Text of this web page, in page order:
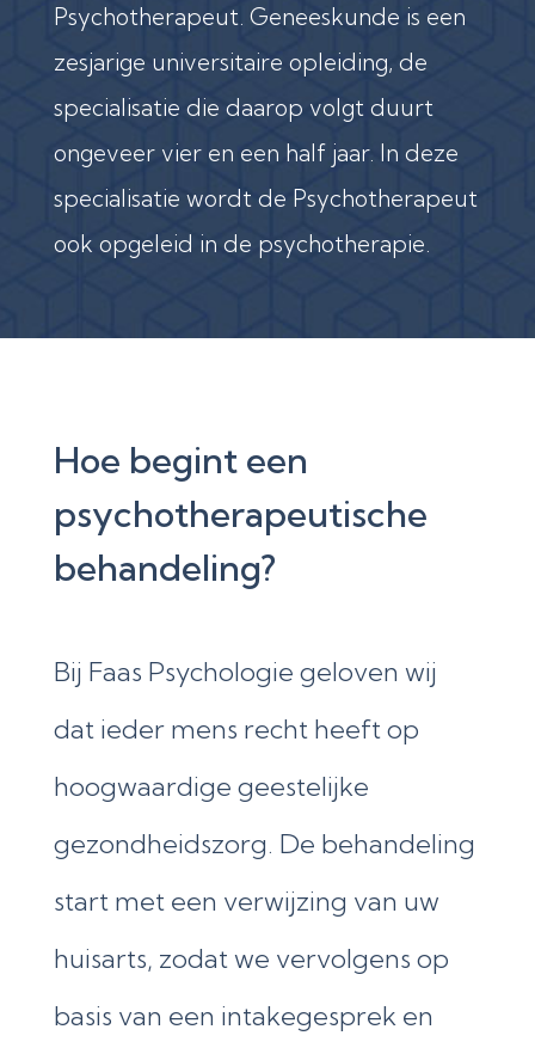
Psychotherapeut. Geneeskunde is een
zesjarige universitaire opleiding, de
specialisatie die daarop volgt duurt
ongeveer vier en een half jaar. In deze
specialisatie wordt de Psychotherapeut
ook opgeleid in de psychotherapie.
Hoe begint een
psychotherapeutische
behandeling?
Bij Faas Psychologie geloven wij
dat ieder mens recht heeft op
hoogwaardige geestelijke
gezondheidszorg. De behandeling
start met een verwijzing van uw
huisarts, zodat we vervolgens op
basis van een intakegesprek en